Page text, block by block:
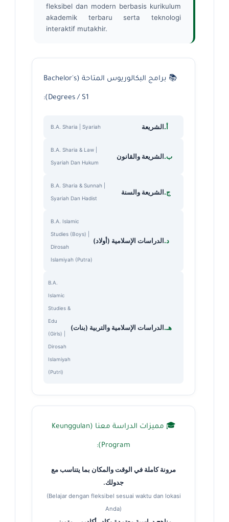
fleksibel dan modern berbasis kurikulum
akademik terbaru serta teknologi
interaktif mutakhir.
📚 برامج البكالوريوس المتاحة (Bachelor's
Degrees / S1):
أ. الشريعة B.A. Sharia | Syariah
ب. الشريعة والقانون
B.A. Sharia & Law |
Syariah Dan Hukum
ج. الشريعة والسنة
B.A. Sharia & Sunnah |
Syariah Dan Hadist
د. الدراسات الإسلامية (أولاد)
B.A. Islamic
Studies (Boys) |
Dirosah
Islamiyah (Putra)
هـ. الدراسات الإسلامية والتربية (بنات)
B.A.
Islamic
Studies &
Edu
(Girls) |
Dirosah
Islamiyah
(Putri)
🎓 مميزات الدراسة معنا (Keunggulan
Program):
مرونة كاملة في الوقت والمكان بما يتناسب مع
جدولك.
(Belajar dengan fleksibel sesuai waktu dan lokasi
Anda)